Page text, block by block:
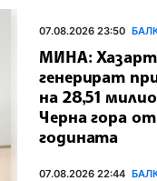
07.08.2026 23:50
МИНА:
генерират
на 28,51
Черна гора
годината
07.08.2026 22:44